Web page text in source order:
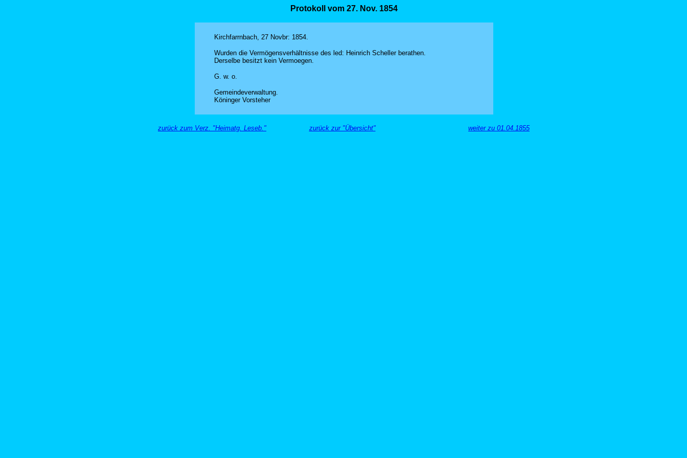
Protokoll vom 27. Nov. 1854
Kirchfarrnbach, 27 Novbr: 1854.
Wurden die Vermögensverhältnisse des led: Heinrich Scheller berathen.
Derselbe besitzt kein Vermoegen.
G. w. o.
Gemeindeverwaltung.
Köninger Vorsteher
zurück zum Verz. "Heimatg. Leseb." zurück zur "Übersicht" weiter zu 01.04.1855